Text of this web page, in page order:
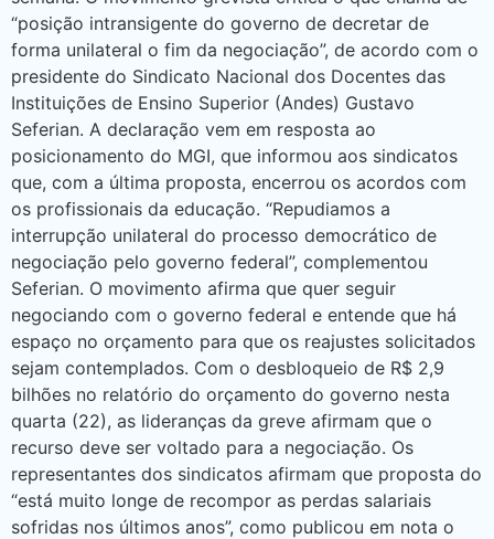
“posição intransigente do governo de decretar de
forma unilateral o fim da negociação”, de acordo com o
presidente do Sindicato Nacional dos Docentes das
Instituições de Ensino Superior (Andes) Gustavo
Seferian. A declaração vem em resposta ao
posicionamento do MGI, que informou aos sindicatos
que, com a última proposta, encerrou os acordos com
os profissionais da educação. “Repudiamos a
interrupção unilateral do processo democrático de
negociação pelo governo federal”, complementou
Seferian. O movimento afirma que quer seguir
negociando com o governo federal e entende que há
espaço no orçamento para que os reajustes solicitados
sejam contemplados. Com o desbloqueio de R$ 2,9
bilhões no relatório do orçamento do governo nesta
quarta (22), as lideranças da greve afirmam que o
recurso deve ser voltado para a negociação. Os
representantes dos sindicatos afirmam que proposta do
“está muito longe de recompor as perdas salariais
sofridas nos últimos anos”, como publicou em nota o